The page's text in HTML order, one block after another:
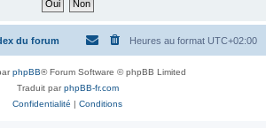
h
du forum Heures au format UTC+02:00
phpBB® Forum Software © phpBB Limited
Traduit parphpBB-fr.com
Confidentialité | Conditions